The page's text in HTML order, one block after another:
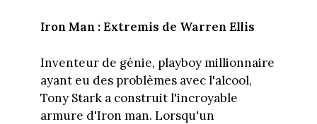
Iron Man : Extremis de Warren Ellis
Inventeur de génie, playboy millionnaire
ayant eu des problèmes avec l'alcool,
Tony Stark a construit l'incroyable
armure d'Iron man. Lorsqu'un